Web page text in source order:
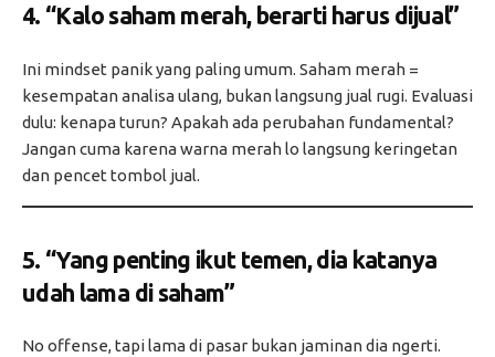
4. “Kalo saham merah, berarti harus dijual”
Ini mindset panik yang paling umum. Saham merah =
kesempatan analisa ulang, bukan langsung jual rugi. Evaluasi
dulu: kenapa turun? Apakah ada perubahan fundamental?
Jangan cuma karena warna merah lo langsung keringetan
dan pencet tombol jual.
5. “Yang penting ikut temen, dia katanya
udah lama di saham”
No offense, tapi lama di pasar bukan jaminan dia ngerti.